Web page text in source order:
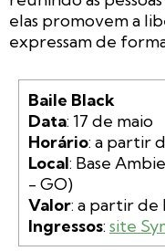
elas promovem a
expressam de
Baile Black
Data
Horário
Local: Base
Valor
Ingressos: site